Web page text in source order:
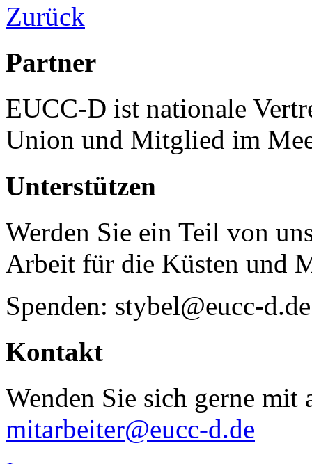
Zurück
Partner
EUCC-D ist nationale
Union und Mitglied im
Unterstützen
Werden Sie ein Teil von
Arbeit für die Küsten und
Spenden: stybel@eucc-d.de
Kontakt
Wenden Sie sich gerne mit
mitarbeiter@eucc-d.de